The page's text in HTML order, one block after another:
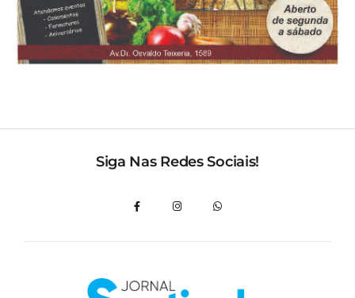
Siga Nas Redes Sociais!